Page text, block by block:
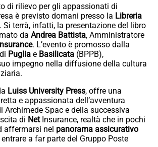
di rilievo per gli appassionati di
è previsto domani presso la Libreria
. Si terrà, infatti, la presentazione del libro
da Andrea Battista, Amministratore
Insurance. L’evento è promosso dalla
Puglia e Basilicata (BPPB),
impegno nella diffusione della cultura
Luiss University Press, offre una
e appassionata dell’avventura
Archimede Spac e della successiva
di NetInsurance, realtà che in pochi
affermarsi nel panorama assicurativo
a far parte del Gruppo Poste